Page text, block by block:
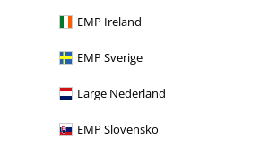
EMP Ireland
EMP Sverige
Large Nederland
EMP Slovensko